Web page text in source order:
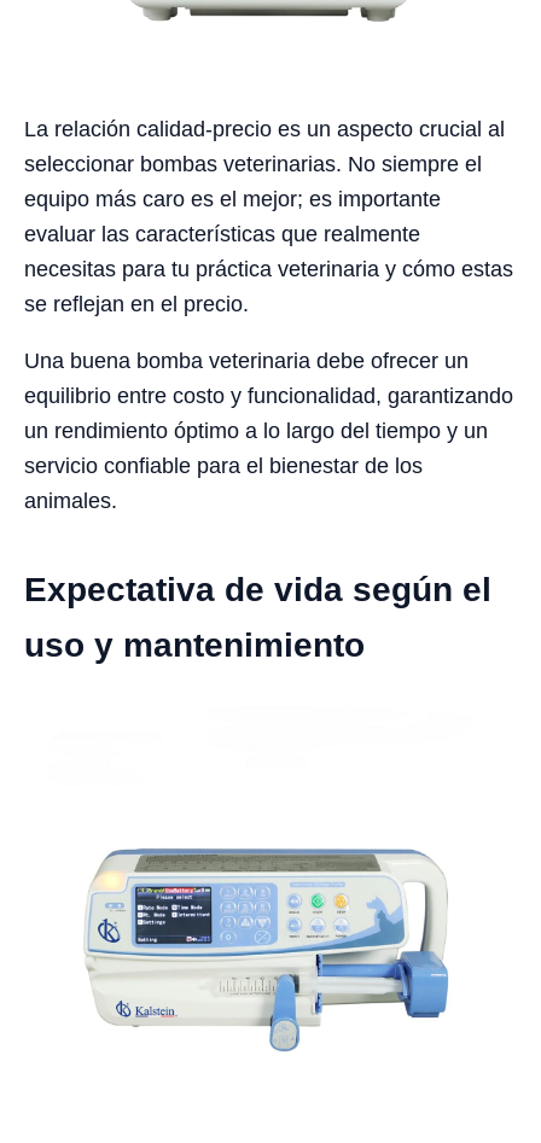
La relación calidad-precio es un aspecto crucial al
seleccionar bombas veterinarias. No siempre el
equipo más caro es el mejor; es importante
evaluar las características que realmente
necesitas para tu práctica veterinaria y cómo estas
se reflejan en el precio.
Una buena bomba veterinaria debe ofrecer un
equilibrio entre costo y funcionalidad, garantizando
un rendimiento óptimo a lo largo del tiempo y un
servicio confiable para el bienestar de los
animales.
Expectativa de vida según el
uso y mantenimiento